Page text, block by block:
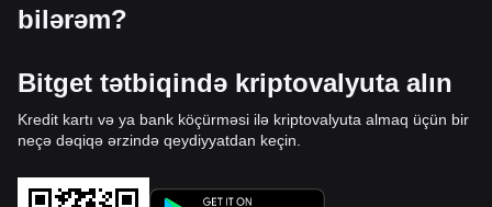
bilərəm?
Bitget tətbiqində kriptovalyuta alın
Kredit kartı və ya bank köçürməsi ilə kriptovalyuta almaq üçün bir
neçə dəqiqə ərzində qeydiyyatdan keçin.